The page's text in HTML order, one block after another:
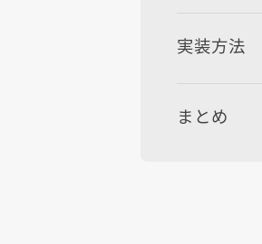
実装方法
まとめ